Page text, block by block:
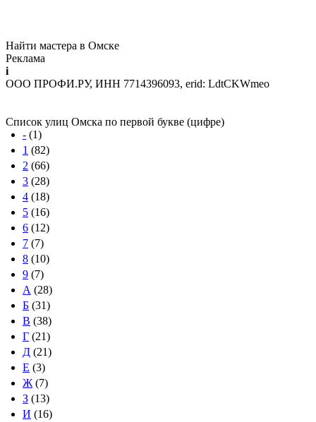
Найти мастера в Омске
Реклама
i
ООО ПРОФИ.РУ, ИНН 7714396093, erid: LdtCKWmeo
Список улиц Омска по первой букве (цифре)
- (1)
1 (82)
2 (66)
3 (28)
4 (18)
5 (16)
6 (12)
7 (7)
8 (10)
9 (7)
А (28)
Б (31)
В (38)
Г (21)
Д (21)
Е (3)
Ж (7)
З (13)
И (16)